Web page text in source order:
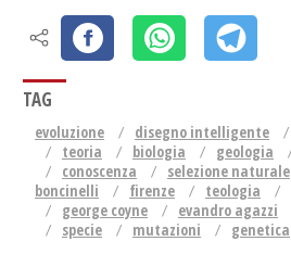
TAG
evoluzione disegno intelligente
teoria
biologia geologia
conoscenza
selezione naturale
boncinelli
firenze teologia
george coyne
evandro agazzi
specie
mutazioni genetica